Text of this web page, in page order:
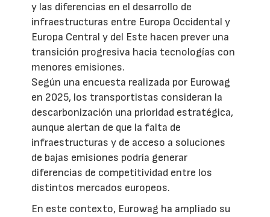
y las diferencias en el desarrollo de
infraestructuras entre Europa Occidental y
Europa Central y del Este hacen prever una
transición progresiva hacia tecnologías con
menores emisiones.
Según una encuesta realizada por Eurowag
en 2025, los transportistas consideran la
descarbonización una prioridad estratégica,
aunque alertan de que la falta de
infraestructuras y de acceso a soluciones
de bajas emisiones podría generar
diferencias de competitividad entre los
distintos mercados europeos.
En este contexto, Eurowag ha ampliado su